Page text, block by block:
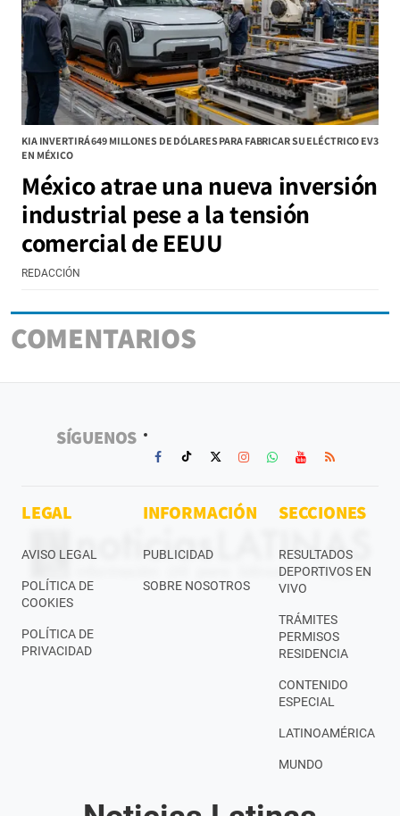
KIA INVERTIRÁ 649 MILLONES DE DÓLARES PARA FABRICAR SU ELÉCTRICO EV3
EN MÉXICO
México atrae una nueva inversión
industrial pese a la tensión
comercial de EEUU
REDACCIÓN
COMENTARIOS
SÍGUENOS
LEGAL
AVISO LEGAL
POLÍTICA DE
COOKIES
POLÍTICA DE
PRIVACIDAD
INFORMACIÓN
PUBLICIDAD
SOBRE NOSOTROS
SECCIONES
RESULTADOS
DEPORTIVOS EN
VIVO
TRÁMITES
PERMISOS
RESIDENCIA
CONTENIDO
ESPECIAL
LATINOAMÉRICA
MUNDO